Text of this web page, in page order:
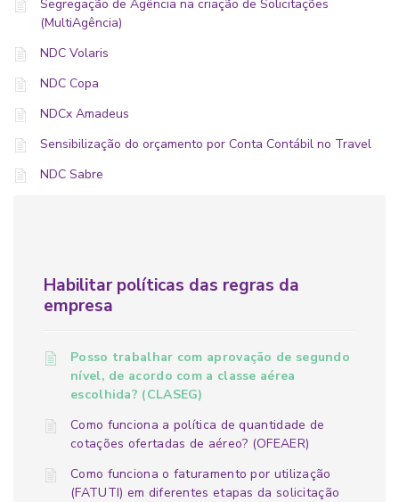
Segregação de Agência na criação de Solicitações
(MultiAgência)
NDC Volaris
NDC Copa
NDCx Amadeus
Sensibilização do orçamento por Conta Contábil no Travel
NDC Sabre
Habilitar políticas das regras da
empresa
Posso trabalhar com aprovação de segundo
nível, de acordo com a classe aérea
escolhida? (CLASEG)
Como funciona a política de quantidade de
cotações ofertadas de aéreo? (OFEAER)
Como funciona o faturamento por utilização
(FATUTI) em diferentes etapas da solicitação